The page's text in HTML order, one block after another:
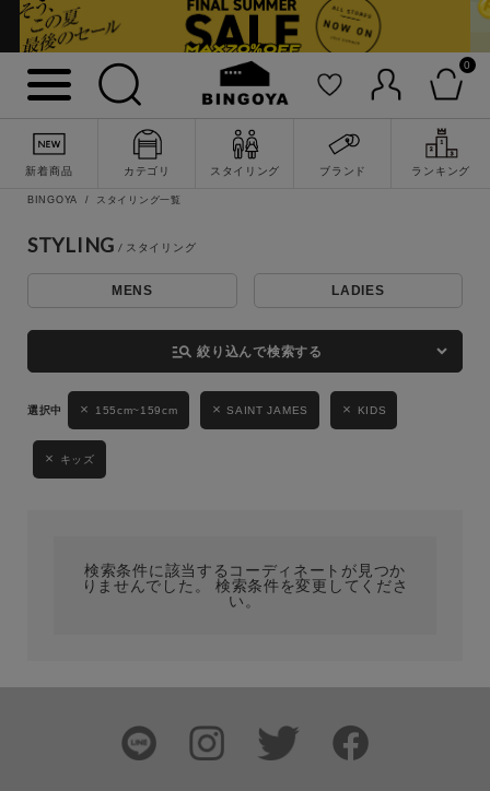
0
新着商品 カテゴリ スタイリング ブランド ランキング
詳細検索
キーワード
性別
MENS LADIES KIDS
ブランド
BINGOYA スタイリング一覧
STYLING
MENS LADIES
manage_search 絞り込んで検索する
155cm~159cm SAINT JAMES KIDS
キッズ
検索条件に該当するコーディネートが見つか
りませんでした。 検索条件を変更してくださ
い。